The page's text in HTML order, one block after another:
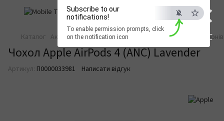
×
ESC
Subscribe to our
notifications!
To enable permission prompts, click
on the notification icon
Каталог Аксесуари для смартфонів Аксесуари для
Чохол Apple AirPods 4 (ANC) Lavender
Артикул: П0000033981 Написати відгук